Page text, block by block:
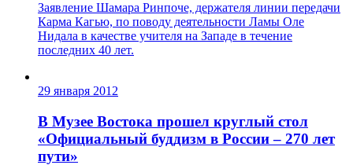
Заявление Шамара Ринпоче, держателя линии передачи
Карма Кагью, по поводу деятельности Ламы Оле
Нидала в качестве учителя на Западе в течение
последних 40 лет.
29 января 2012
В Музее Востока прошел круглый стол
«Официальный буддизм в России – 270 лет
пути»